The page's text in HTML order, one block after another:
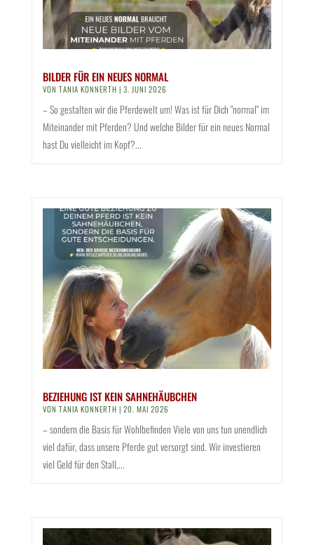
BILDER FÜR EIN NEUES NORMAL
VON TANIA KONNERTH | 3. JUNI 2026
– So gestalten wir die Pferdewelt um! Was ist für Dich "normal" im
Miteinander mit Pferden? Und welche Bilder für ein neues Normal
hast Du vielleicht im Kopf?...
BEZIEHUNG IST KEIN SAHNEHÄUBCHEN
VON TANIA KONNERTH | 20. MAI 2026
– sondern die Basis für Wohlbefinden Viele von uns tun unendlich
viel dafür, dass unsere Pferde gut versorgt sind. Wir investieren
viel Geld für den Stall,...